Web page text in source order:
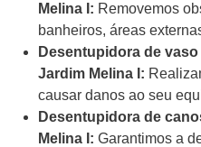
Melina I: Removemos
banheiros, áreas
Desentupidora de
Jardim Melina I:
causar danos ao seu
Desentupidora de
Melina I: Garantimos a